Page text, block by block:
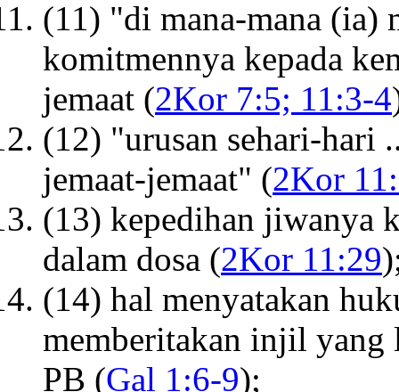
(11) "di mana-mana (ia)
komitmennya kepada
jemaat (2Kor 7:5; 11:3-4
(12) "urusan sehari-hari
jemaat-jemaat" (2Kor
(13) kepedihan jiwanya
dalam dosa (2Kor 11:29
(14) hal menyatakan
memberitakan injil yang
PB (Gal 1:6-9);